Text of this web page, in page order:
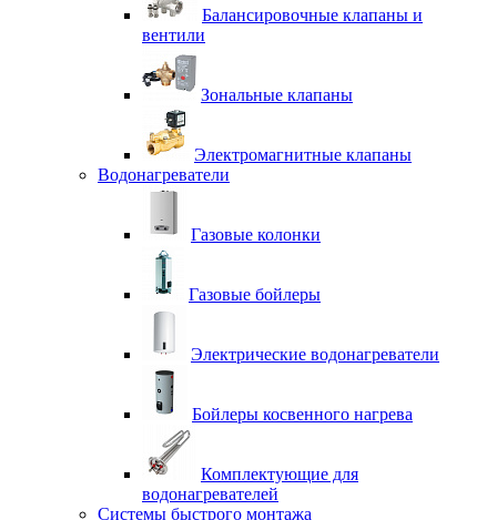
Балансировочные клапаны и
вентили
Зональные клапаны
Электромагнитные клапаны
Водонагреватели
Газовые колонки
Газовые бойлеры
Электрические водонагреватели
Бойлеры косвенного нагрева
Комплектующие для
водонагревателей
Системы быстрого монтажа